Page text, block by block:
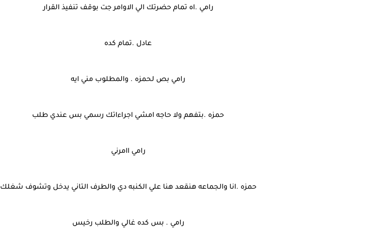
رامي .اه تمام حضرتك الي الاوامر جت بوقف تنفيذ القرار
عادل .تمام كده
رامي بص لحمزه . والمطلوب مني ايه
حمزه .بتفهم ولا حاجه امشي اجراءاتك رسمي بس عندي طلب
رامي اامرني
حمزه .انا والجماعه هنقعد هنا علي الكنبه دي والطرف التاني يدخل وتشوف شغلك
رامي . بس كده غالي والطلب رخيس